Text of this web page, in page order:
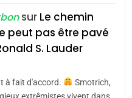
d’Isaac:
pourrait
à 13 pays
latine
la plus
sur Le chemin
peut pas être pavé
S. Lauder
à fait d'accord.
Smotrich,
Les amandes de
le miel de Tadla
produits